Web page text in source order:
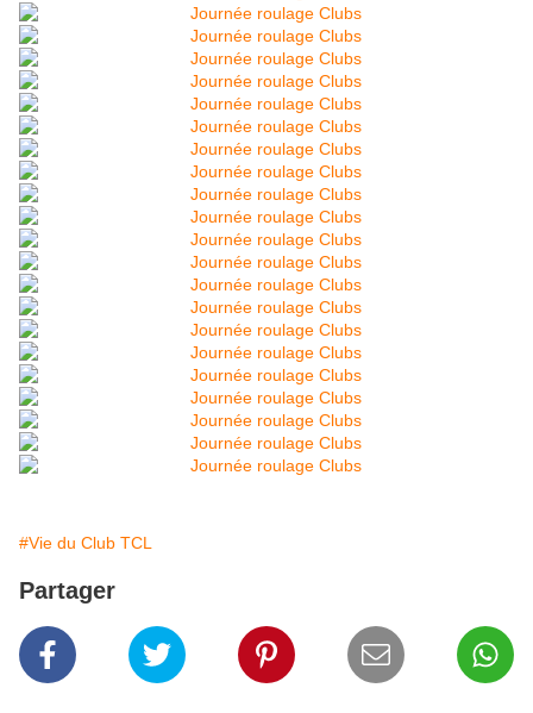
#Vie du Club TCL
Partager